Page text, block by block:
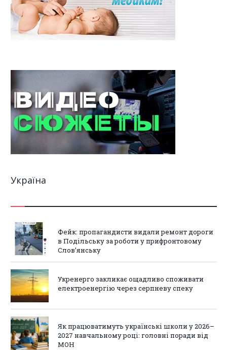
Україна
Фейк: пропагандисти видали ремонт дороги
в Подільську за роботи у прифронтовому
Слов’янську
Укренерго закликає ощадливо споживати
електроенергію через серпневу спеку
Як працюватимуть українські школи у 2026–
2027 навчальному році: головні поради від
МОН